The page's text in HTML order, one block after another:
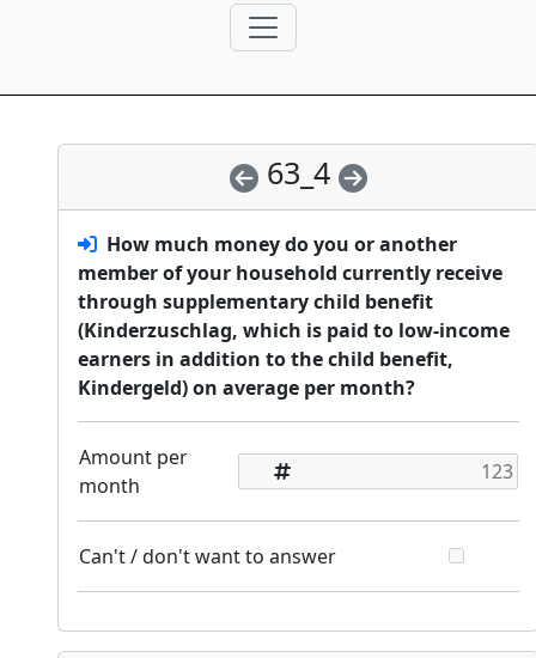
63_4
How much money do you or another
member of your household currently receive
through supplementary child benefit
(Kinderzuschlag, which is paid to low-income
earners in addition to the child benefit,
Kindergeld) on average per month?
Amount per
month
Can't / don't want to answer